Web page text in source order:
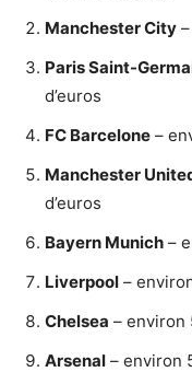
Manchester City
Paris Saint-
d’euros
FC Barcelone –
Manchester
d’euros
Bayern Munich –
Liverpool –
Chelsea – environ
Arsenal – environ